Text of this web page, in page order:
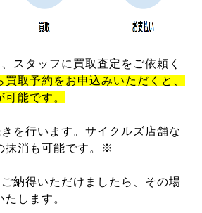
スタッフに買取査定をご依頼く
買取予約をお申込みいただくと、
能です。
を行います。サイクルズ店舗な
抹消も可能です。※
納得いただけましたら、その場
します。